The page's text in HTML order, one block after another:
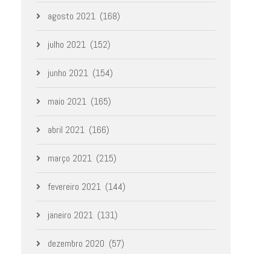
agosto 2021 (168)
julho 2021 (152)
junho 2021 (154)
maio 2021 (165)
abril 2021 (166)
março 2021 (215)
fevereiro 2021 (144)
janeiro 2021 (131)
dezembro 2020 (57)